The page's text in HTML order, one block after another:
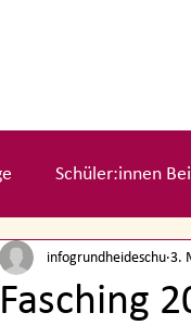
Schüler:innen
Beiträge
Fasching
infogrundheideschu 3.